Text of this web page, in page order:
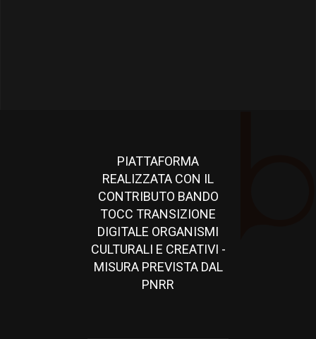
PIATTAFORMA
REALIZZATA CON IL
CONTRIBUTO BANDO
TOCC TRANSIZIONE
DIGITALE ORGANISMI
CULTURALI E CREATIVI -
MISURA PREVISTA DAL
PNRR